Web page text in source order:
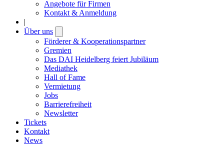
Angebote für Firmen
Kontakt & Anmeldung
|
Über uns
submenu
Förderer & Kooperationspartner
Gremien
Das DAI Heidelberg feiert Jubiläum
Mediathek
Hall of Fame
Vermietung
Jobs
Barrierefreiheit
Newsletter
Tickets
Kontakt
News